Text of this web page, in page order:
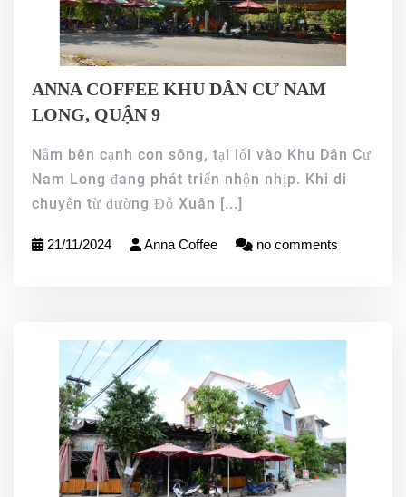
ANNA COFFEE KHU DÂN CƯ NAM
LONG, QUẬN 9
Nằm bên cạnh con sông, tại lối vào Khu Dân Cư
Nam Long đang phát triển nhộn nhịp. Khi di
chuyển từ đường Đỗ Xuân [...]
21/11/2024 Anna Coffee no comments